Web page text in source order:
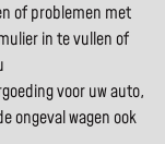
of problemen met
in te vullen of
voor uw auto,
ongeval wagen ook